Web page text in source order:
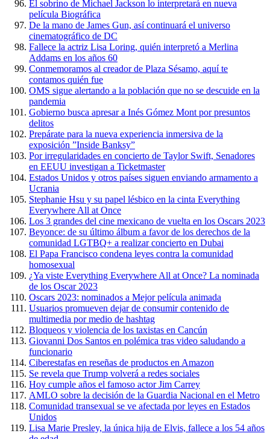
El sobrino de Michael Jackson lo interpretará en nueva
película Biográfica
De la mano de James Gun, así continuará el universo
cinematográfico de DC
Fallece la actriz Lisa Loring, quién interpretó a Merlina
Addams en los años 60
Conmemoramos al creador de Plaza Sésamo, aquí te
contamos quién fue
OMS sigue alertando a la población que no se descuide en la
pandemia
Gobierno busca apresar a Inés Gómez Mont por presuntos
delitos
Prepárate para la nueva experiencia inmersiva de la
exposición ”Inside Banksy”
Por irregularidades en concierto de Taylor Swift, Senadores
en EEUU investigan a Ticketmaster
Estados Unidos y otros países siguen enviando armamento a
Ucrania
Stephanie Hsu y su papel lésbico en la cinta Everything
Everywhere All at Once
Los 3 grandes del cine mexicano de vuelta en los Oscars 2023
Beyonce: de su último álbum a favor de los derechos de la
comunidad LGTBQ+ a realizar concierto en Dubai
El Papa Francisco condena leyes contra la comunidad
homosexual
¿Ya viste Everything Everywhere All at Once? La nominada
de los Oscar 2023
Oscars 2023: nominados a Mejor película animada
Usuarios promueven dejar de consumir contenido de
multimedia por medio de hashtag
Bloqueos y violencia de los taxistas en Cancún
Giovanni Dos Santos en polémica tras video saludando a
funcionario
Ciberestafas en reseñas de productos en Amazon
Se revela que Trump volverá a redes sociales
Hoy cumple años el famoso actor Jim Carrey
AMLO sobre la decisión de la Guardia Nacional en el Metro
Comunidad transexual se ve afectada por leyes en Estados
Unidos
Lisa Marie Presley, la única hija de Elvis, fallece a los 54 años